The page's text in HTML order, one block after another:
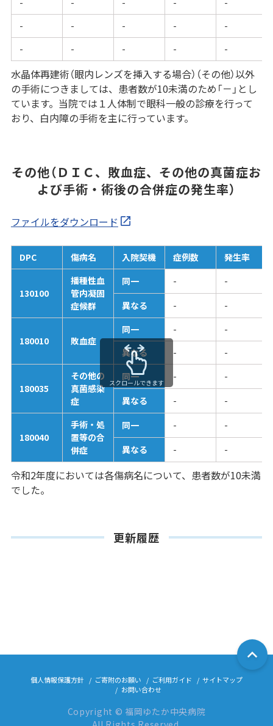
-
- - -
-
-
- - -
-
-
- - - -
水晶体再建術（眼内レンズを挿入する場合）（その他）以外
の手術につきましては、患者数が10未満のため「－」とし
ています。当院では１人体制で眼科一般の診療を行って
おり、白内障の手術を主に行っています。
その他（ＤＩＣ、敗血症、その他の真菌症お
よび手術・術後の合併症の発生率）
ファイルをダウンロード
DPC 傷病名 入院契機 症例数 発生率
130100
播種性血
管内凝固
症候群
同一 -
-
異なる
- -
180010 敗血症
同一 -
-
異なる
- -
180035
その他の
真菌感染
症
同一 -
-
異なる
- -
180040
手術・処
置等の合
併症
同一 -
-
異なる
- -
スクロールできます
令和2年度においては各傷病名について、患者数が10未満
でした。
更新履歴
個人情報保護方針 ご寄附のお願い ご利用ガイド
サイトマップ
お問い合わせ
Copyright © 福岡ゆたか中央病院